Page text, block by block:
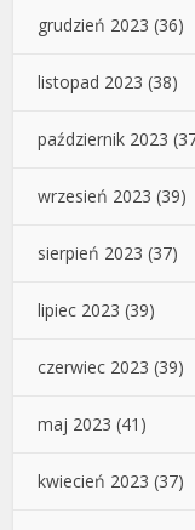
grudzień 2023 (36)
listopad 2023 (38)
październik 2023
wrzesień 2023 (39)
sierpień 2023 (37)
lipiec 2023 (39)
czerwiec 2023 (39)
maj 2023 (41)
kwiecień 2023 (37)